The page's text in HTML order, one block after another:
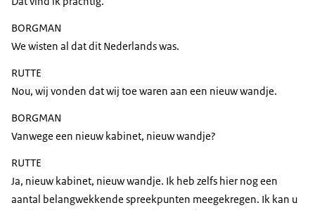
BORGMAN
We wisten al dat dit Nederlands was.
RUTTE
Nou, wij vonden dat wij toe waren aan een nieuw wandje.
BORGMAN
Vanwege een nieuw kabinet, nieuw wandje?
RUTTE
Ja, nieuw kabinet, nieuw wandje. Ik heb zelfs hier nog een
aantal belangwekkende spreekpunten meegekregen. Ik kan u